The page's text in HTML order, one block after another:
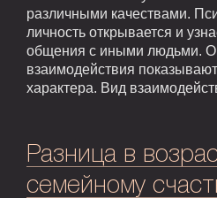
различными качествами.
личность открывается и
общения с иными людьми.
взаимодействия
характера. Вид
Разница в
семейному